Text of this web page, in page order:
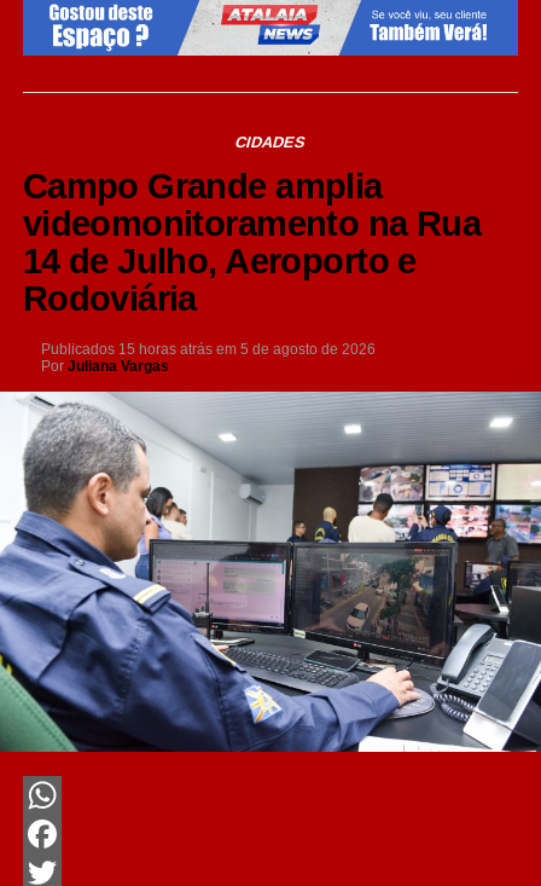
CIDADES
Campo Grande amplia
videomonitoramento na Rua
14 de Julho, Aeroporto e
Rodoviária
Publicados 15 horas atrás em 5 de agosto de 2026
Por Juliana Vargas
WhatsApp
Facebook